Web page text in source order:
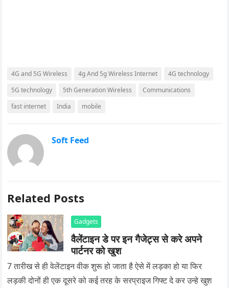
4G and 5G Wireless 4g And 5g Wireless Internet
4G technology
5G technology
5th Generation Wireless
Communications
fast internet
India mobile
Soft Feed
Related Posts
Gadgets
वैलेंटाइन डे पर इन गैजेट्स से करे अपने
पार्टनर को खुश
7 तारीख से ही वेलेंटाइन वीक शुरू हो जाता है ऐसे में लड़का हो या फिर
लड़की दोनों ही एक दूसरे को कई तरह के सरप्राइज गिफ्ट दे कर उन्हे खुश